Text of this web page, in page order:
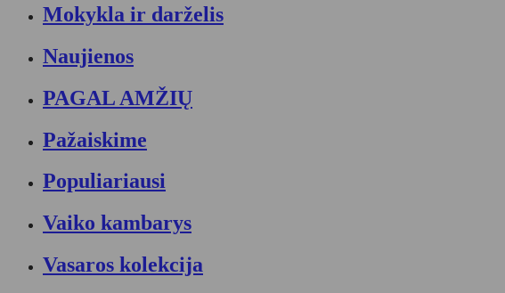
Mokykla ir darželis
Naujienos
PAGAL AMŽIŲ
Pažaiskime
Populiariausi
Vaiko kambarys
Vasaros kolekcija